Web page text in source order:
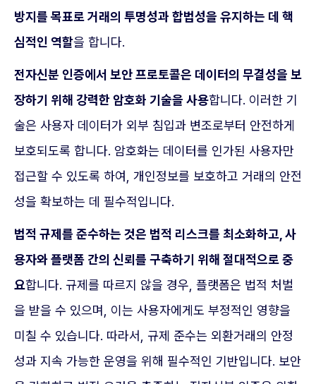
방지를 목표로 거래의 투명성과 합법성을 유지하는 데 핵
심적인 역할을 합니다.
전자신분 인증에서 보안 프로토콜은 데이터의 무결성을 보
장하기 위해 강력한 암호화 기술을 사용합니다. 이러한 기
술은 사용자 데이터가 외부 침입과 변조로부터 안전하게
보호되도록 합니다. 암호화는 데이터를 인가된 사용자만
접근할 수 있도록 하여, 개인정보를 보호하고 거래의 안전
성을 확보하는 데 필수적입니다.
법적 규제를 준수하는 것은 법적 리스크를 최소화하고, 사
용자와 플랫폼 간의 신뢰를 구축하기 위해 절대적으로 중
요합니다. 규제를 따르지 않을 경우, 플랫폼은 법적 처벌
을 받을 수 있으며, 이는 사용자에게도 부정적인 영향을
미칠 수 있습니다. 따라서, 규제 준수는 외환거래의 안정
성과 지속 가능한 운영을 위해 필수적인 기반입니다. 보안